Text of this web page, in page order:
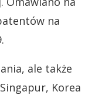
na
ale także
Korea